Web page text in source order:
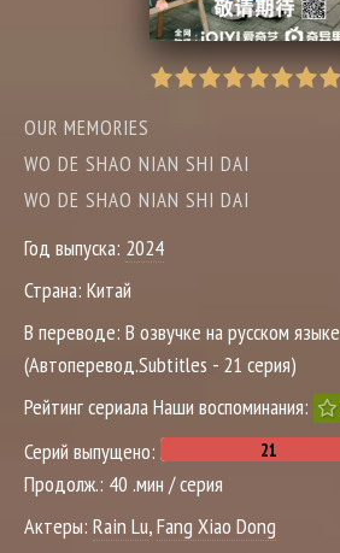
OUR MEMORIES
WO DE SHAO NIAN SHI DAI
WO DE SHAO NIAN SHI DAI
Год выпуска: 2024
Страна: Китай
В переводе: В озвучке на русском языке
(Автоперевод.Subtitles - 21 серия)
Рейтинг сериала Наши воспоминания:
Серий выпущено:
Продолж.: 40 .мин / серия
Актеры: Rain Lu,Fang Xiao Dong